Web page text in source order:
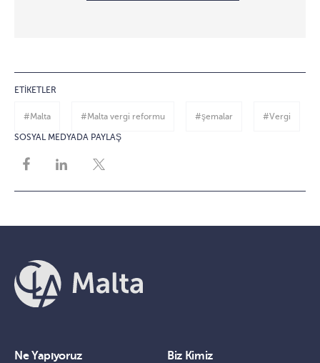
ETIKETLER
#Malta #Malta vergi reformu #şemalar #Vergi
SOSYAL MEDYADA PAYLAŞ
Ne Yapıyoruz Biz Kimiz